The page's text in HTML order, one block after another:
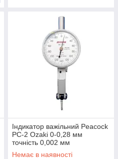
Індикатор важільний Peacock
PC-2 Ozaki 0-0,28 мм
точність 0,002 мм
Немає в наявності